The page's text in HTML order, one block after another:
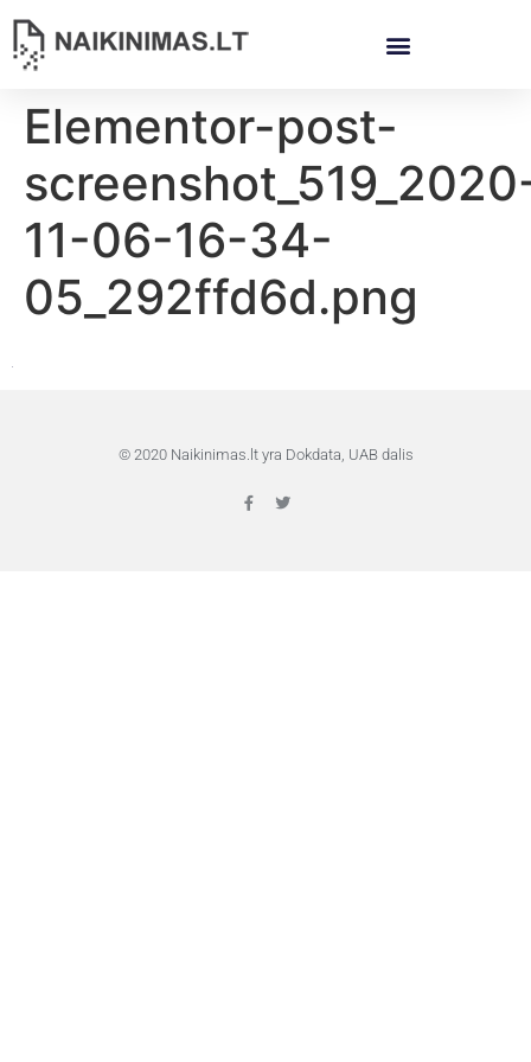
Elementor-post-
11-06-16-34-
05_292ffd6d.png
© 2020 Naikinimas.lt yra Dokdata, UAB dalis